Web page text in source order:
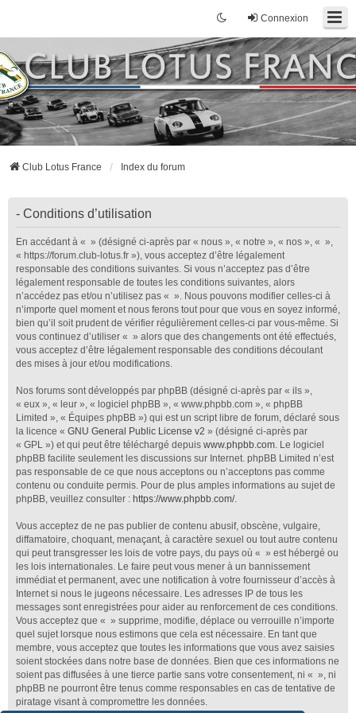
Connexion
Club Lotus France Index du forum
- Conditions d’utilisation
En accédant à « » (désigné ci-après par « nous », « notre », « nos », « »,
« https://forum.club-lotus.fr »), vous acceptez d’être légalement
responsable des conditions suivantes. Si vous n’acceptez pas d’être
légalement responsable de toutes les conditions suivantes, alors
n’accédez pas et/ou n’utilisez pas « ». Nous pouvons modifier celles-ci à
n’importe quel moment et nous ferons tout pour que vous en soyez informé,
bien qu’il soit prudent de vérifier régulièrement celles-ci par vous-même. Si
vous continuez d’utiliser « » alors que des changements ont été effectués,
vous acceptez d’être légalement responsable des conditions découlant
des mises à jour et/ou modifications.
Nos forums sont développés par phpBB (désigné ci-après par « ils »,
« eux », « leur », « logiciel phpBB », « www.phpbb.com », « phpBB
Limited », « Équipes phpBB ») qui est un script libre de forum, déclaré sous
la licence « GNU General Public License v2 » (désigné ci-après par
« GPL ») et qui peut être téléchargé depuis www.phpbb.com. Le logiciel
phpBB facilite seulement les discussions sur Internet. phpBB Limited n’est
pas responsable de ce que nous acceptons ou n’acceptons pas comme
contenu ou conduite permis. Pour de plus amples informations au sujet de
phpBB, veuillez consulter : https://www.phpbb.com/.
Vous acceptez de ne pas publier de contenu abusif, obscène, vulgaire,
diffamatoire, choquant, menaçant, à caractère sexuel ou tout autre contenu
qui peut transgresser les lois de votre pays, du pays où « » est hébergé ou
les lois internationales. Le faire peut vous mener à un bannissement
immédiat et permanent, avec une notification à votre fournisseur d’accès à
Internet si nous le jugeons nécessaire. Les adresses IP de tous les
messages sont enregistrées pour aider au renforcement de ces conditions.
Vous acceptez que « » supprime, modifie, déplace ou verrouille n’importe
quel sujet lorsque nous estimons que cela est nécessaire. En tant que
membre, vous acceptez que toutes les informations que vous avez saisies
soient stockées dans notre base de données. Bien que ces informations ne
soient pas diffusées à une tierce partie sans votre consentement, ni « », ni
phpBB ne pourront être tenus comme responsables en cas de tentative de
piratage visant à compromettre les données.